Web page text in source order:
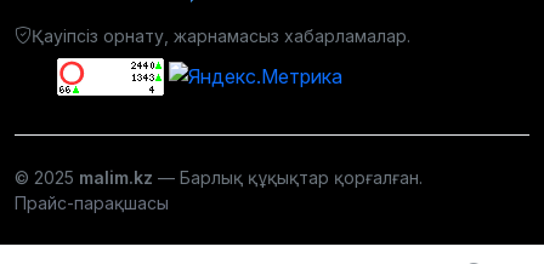
Қауіпсіз орнату, жарнамасыз хабарламалар.
© 2025 malim.kz — Барлық құқықтар қорғалған.
Прайс-парақшасы